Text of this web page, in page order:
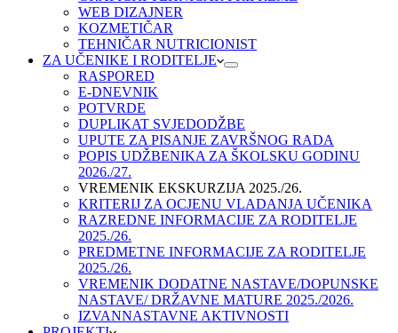
WEB DIZAJNER
KOZMETIČAR
TEHNIČAR NUTRICIONIST
ZA UČENIKE I RODITELJE
RASPORED
E-DNEVNIK
POTVRDE
DUPLIKAT SVJEDODŽBE
UPUTE ZA PISANJE ZAVRŠNOG RADA
POPIS UDŽBENIKA ZA ŠKOLSKU GODINU
2026./27.
VREMENIK EKSKURZIJA 2025./26.
KRITERIJ ZA OCJENU VLADANJA UČENIKA
RAZREDNE INFORMACIJE ZA RODITELJE
2025./26.
PREDMETNE INFORMACIJE ZA RODITELJE
2025./26.
VREMENIK DODATNE NASTAVE/DOPUNSKE
NASTAVE/ DRŽAVNE MATURE 2025./2026.
IZVANNASTAVNE AKTIVNOSTI